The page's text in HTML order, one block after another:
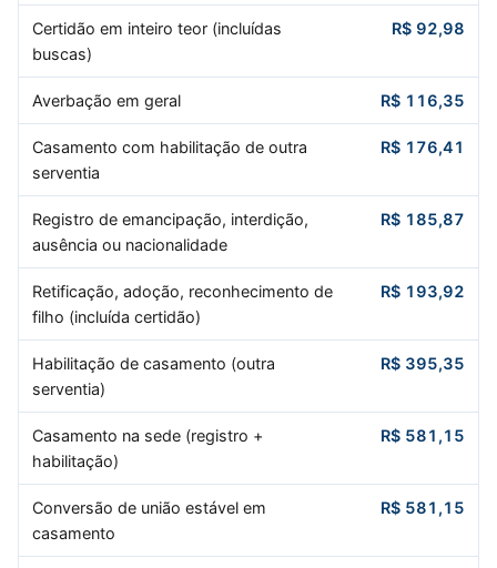
Certidão em inteiro teor (incluídas
buscas)
R$ 92,98
Averbação em geral R$ 116,35
Casamento com habilitação de outra
serventia
R$ 176,41
Registro de emancipação, interdição,
ausência ou nacionalidade
R$ 185,87
Retificação, adoção, reconhecimento de
filho (incluída certidão)
R$ 193,92
Habilitação de casamento (outra
serventia)
R$ 395,35
Casamento na sede (registro +
habilitação)
R$ 581,15
Conversão de união estável em
casamento
R$ 581,15